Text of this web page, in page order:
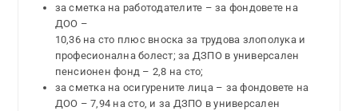
за сметка на работодателите – за фондовете на
ДОО –
10,36 на сто плюс вноска за трудова злополука и
професионална болест; за ДЗПО в универсален
пенсионен фонд – 2,8 на сто;
за сметка на осигурените лица – за фондовете на
ДОО – 7,94 на сто, и за ДЗПО в универсален